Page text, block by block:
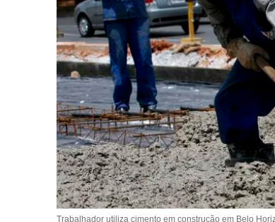
Trabalhador utiliza cimento em construção em Belo